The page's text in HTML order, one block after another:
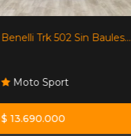
Benelli Trk 502 Sin Baules...
Moto Sport
$ 13.690.000